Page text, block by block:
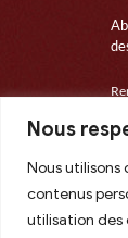
Nous
Nous
contenus
utilisation des